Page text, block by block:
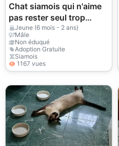
Chat siamois qui n'aime
pas rester seul trop
longtemps
Jeune (6 mois - 2 ans)
Mâle
Non éduqué
Adoption Gratuite
Siamois
1167 vues